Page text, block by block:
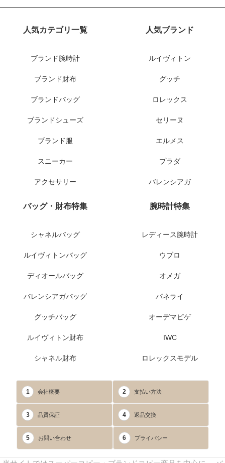
人気カテゴリ一覧
ブランド腕時計
ブランド財布
ブランドバッグ
ブランドシューズ
ブランド服
スニーカー
アクセサリー
人気ブランド
ルイヴィトン
グッチ
ロレックス
セリーヌ
エルメス
プラダ
バレンシアガ
バッグ・財布特集
シャネルバッグ
ルイヴィトンバッグ
ディオールバッグ
バレンシアガバッグ
グッチバッグ
ルイヴィトン財布
シャネル財布
腕時計特集
レディース腕時計
ウブロ
オメガ
パネライ
オーデマピゲ
IWC
ロレックスモデル
1 会社概要 2 支払い方法
3 品質保証 4 返品交換
5 お問い合わせ 6 プライバシー